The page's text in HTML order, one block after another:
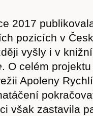
2017
pozicích v
vyšly i v
. O celém
Apoleny
však zastavila